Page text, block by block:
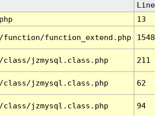
Line
13
function/function_extend.php 1548
class/jzmysql.class.php 211
class/jzmysql.class.php 62
class/jzmysql.class.php 94